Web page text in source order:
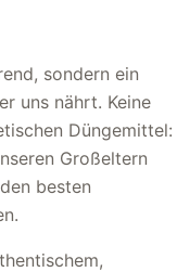
sondern ein
uns nährt. Keine
Düngemittel:
Großeltern
besten